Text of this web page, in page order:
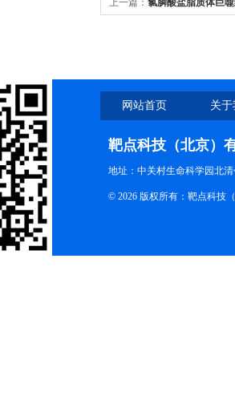
网站首页 关
靶点科技（北京）
地址：中关村生命科学园北
© 2026 版权所有：靶点科技